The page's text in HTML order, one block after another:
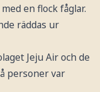
en flock fåglar.
räddas ur
Jeju Air och de
personer var